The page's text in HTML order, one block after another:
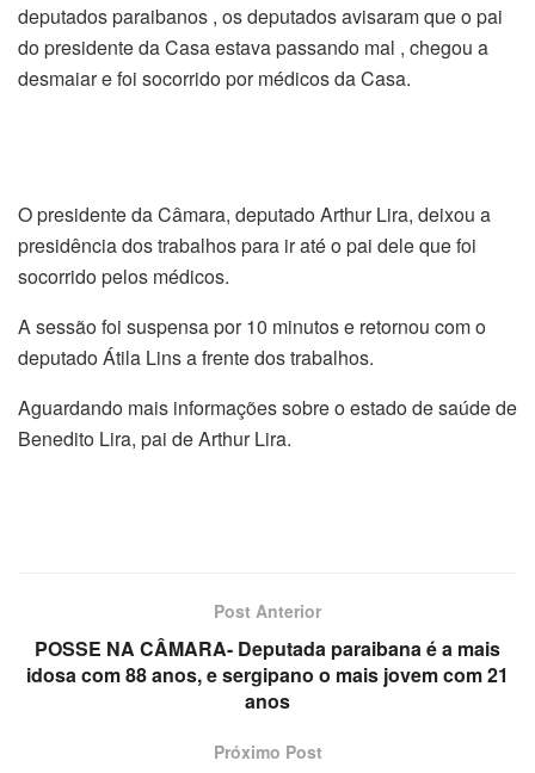
deputados paraibanos , os deputados avisaram que o pai
do presidente da Casa estava passando mal , chegou a
desmaiar e foi socorrido por médicos da Casa.
O presidente da Câmara, deputado Arthur Lira, deixou a
presidência dos trabalhos para ir até o pai dele que foi
socorrido pelos médicos.
A sessão foi suspensa por 10 minutos e retornou com o
deputado Átila Lins a frente dos trabalhos.
Aguardando mais informações sobre o estado de saúde de
Benedito Lira, pai de Arthur Lira.
Post Anterior
POSSE NA CÂMARA- Deputada paraibana é a mais
idosa com 88 anos, e sergipano o mais jovem com 21
anos
Próximo Post